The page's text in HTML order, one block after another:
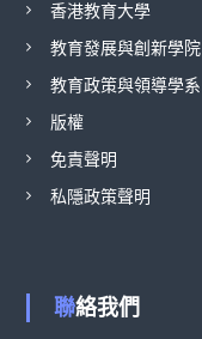
香港教育大學
教育發展與創新學院
教育政策與領導學系
版權
免責聲明
私隱政策聲明
聯絡我們